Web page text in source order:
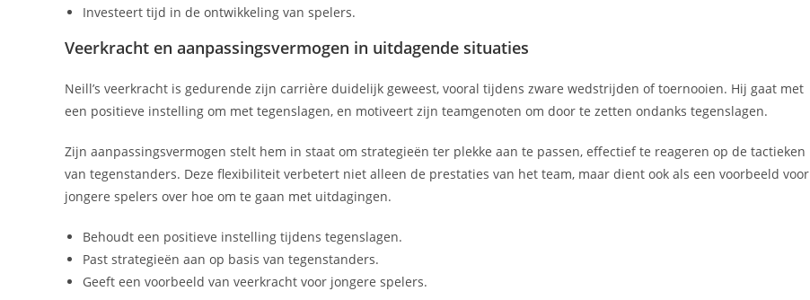
Investeert tijd in de ontwikkeling van spelers.
Veerkracht en aanpassingsvermogen in uitdagende situaties
Neill’s veerkracht is gedurende zijn carrière duidelijk geweest, vooral tijdens zware wedstrijden of toernooien. Hij gaat met
een positieve instelling om met tegenslagen, en motiveert zijn teamgenoten om door te zetten ondanks tegenslagen.
Zijn aanpassingsvermogen stelt hem in staat om strategieën ter plekke aan te passen, effectief te reageren op de tactieken
van tegenstanders. Deze flexibiliteit verbetert niet alleen de prestaties van het team, maar dient ook als een voorbeeld voor
jongere spelers over hoe om te gaan met uitdagingen.
Behoudt een positieve instelling tijdens tegenslagen.
Past strategieën aan op basis van tegenstanders.
Geeft een voorbeeld van veerkracht voor jongere spelers.